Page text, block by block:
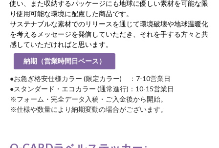
使い、また収納するパッケージにも地球に優しい素材を可能な限
り使用可能な環境に配慮した商品です。
サステナブルな素材でのリリースを通じて環境破壊や地球温暖化
を考えるメッセージを発信していただき、それを手する方々と共
感していただければと思います。
納期（営業時間日ベース）
●お急ぎ格安仕様カラー (限定カラー) ：7-10営業日
●スタンダード・エコカラー (通常進行)：10-15営業日
※フォーム・完全データ入稿・ご入金後から開始。
※仕様や数量により納期変動の場合がございます。